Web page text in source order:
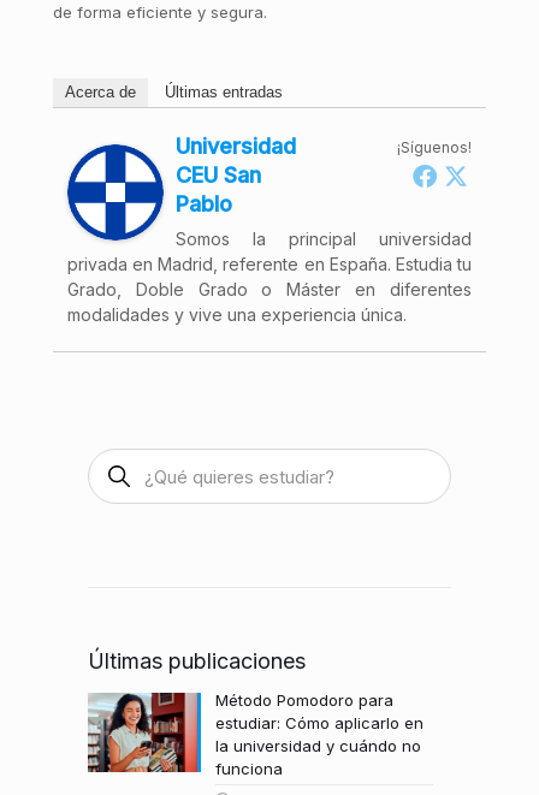
de forma eficiente y segura.
Acerca de Últimas entradas
¡Síguenos!
Universidad
CEU San
Pablo
Somos la principal universidad
privada en Madrid, referente en España. Estudia tu
Grado, Doble Grado o Máster en diferentes
modalidades y vive una experiencia única.
Últimas publicaciones
Método Pomodoro para
estudiar: Cómo aplicarlo en
la universidad y cuándo no
funciona